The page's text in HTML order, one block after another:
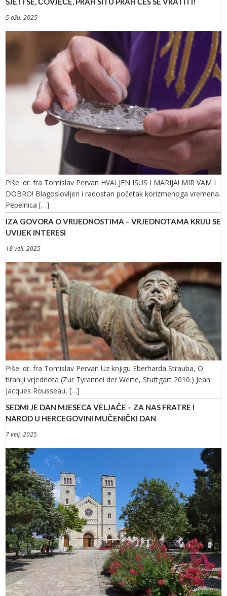
5 ožu. 2025
Piše: dr. fra Tomislav Pervan HVALJEN ISUS I MARIJA! MIR VAM I
DOBRO! Blagoslovljen i radostan početak korizmenoga vremena.
Pepelnica […]
IZA GOVORA O VRIJEDNOSTIMA – VRJEDNOTAMA KRIJU SE
UVIJEK INTERESI
18 velj. 2025
Piše: dr. fra Tomislav Pervan Uz knjigu Eberharda Strauba, O
tiraniji vrjednota (Zur Tyrannei der Werte, Stuttgart 2010.) Jean
Jacques Rousseau, […]
SEDMI JE DAN MJESECA VELJAČE – ZA NAS FRATRE I
NAROD U HERCEGOVINI MUČENIČKI DAN
7 velj. 2025